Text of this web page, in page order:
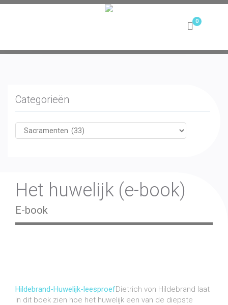
Categorieën
Het huwelijk (e-book)
E-book
Hildebrand-Huwelijk-leesproefDietrich von Hildebrand laat
in dit boek zien hoe het huwelijk een van de diepste